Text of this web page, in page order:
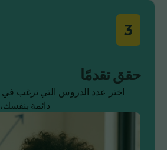
3
حقق تقدمًا
اختر عدد الدروس التي ترغب في
دائمة